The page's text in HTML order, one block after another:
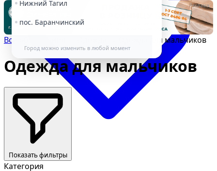
Нижний Тагил
пос. Баранчинский
Город можно изменить в любой момент
Реклама
Все объявления Одежда для мальчиков
Одежда для мальчиков
Категория
Показать фильтры